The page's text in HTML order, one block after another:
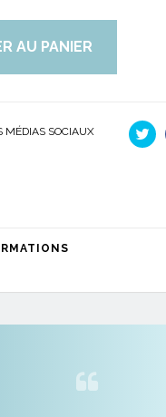
AU PANIER
MÉDIAS SOCIAUX